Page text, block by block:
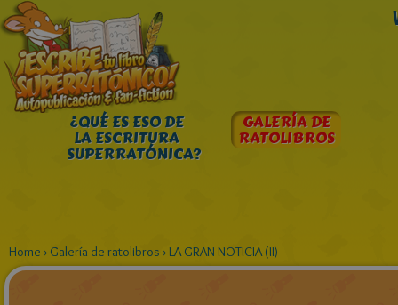
¿QUÉ ES ESO DE
LA ESCRITURA
SUPERRATÓNICA?
GALERÍA DE
RATOLIBROS
Home › Galería de ratolibros › LA GRAN NOTICIA (II)